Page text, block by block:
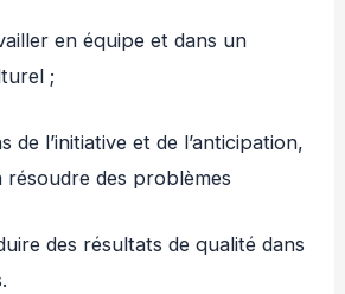
en équipe et dans un
;
de l’initiative et de l’anticipation,
des problèmes
des résultats de qualité dans